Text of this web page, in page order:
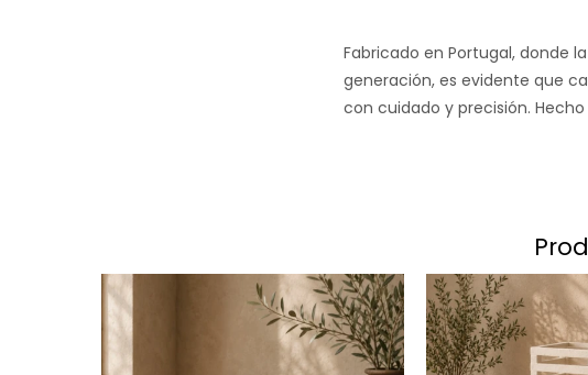
Fabricado en Portugal, donde
generación, es evidente que
con cuidado y precisión.